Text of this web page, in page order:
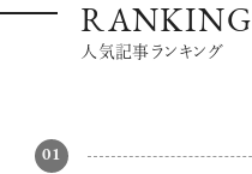
RANKING
人気記事ランキング
01